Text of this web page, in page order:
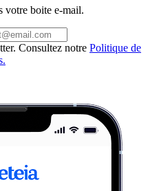
votre boite e-mail.
Consultez notre Politique de